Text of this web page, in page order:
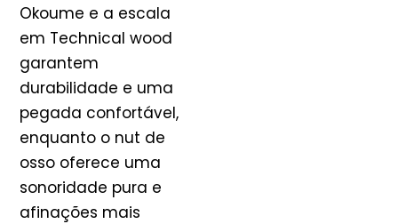
Okoume e a escala
em Technical wood
garantem
durabilidade e uma
pegada confortável,
enquanto o nut de
osso oferece uma
sonoridade pura e
afinações mais